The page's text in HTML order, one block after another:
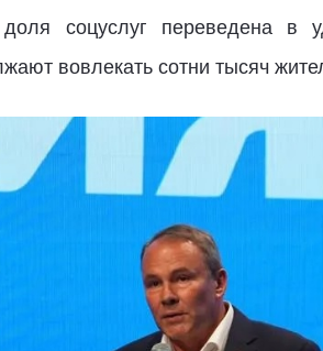
соцуслуг переведена
вовлекать сотни тысяч